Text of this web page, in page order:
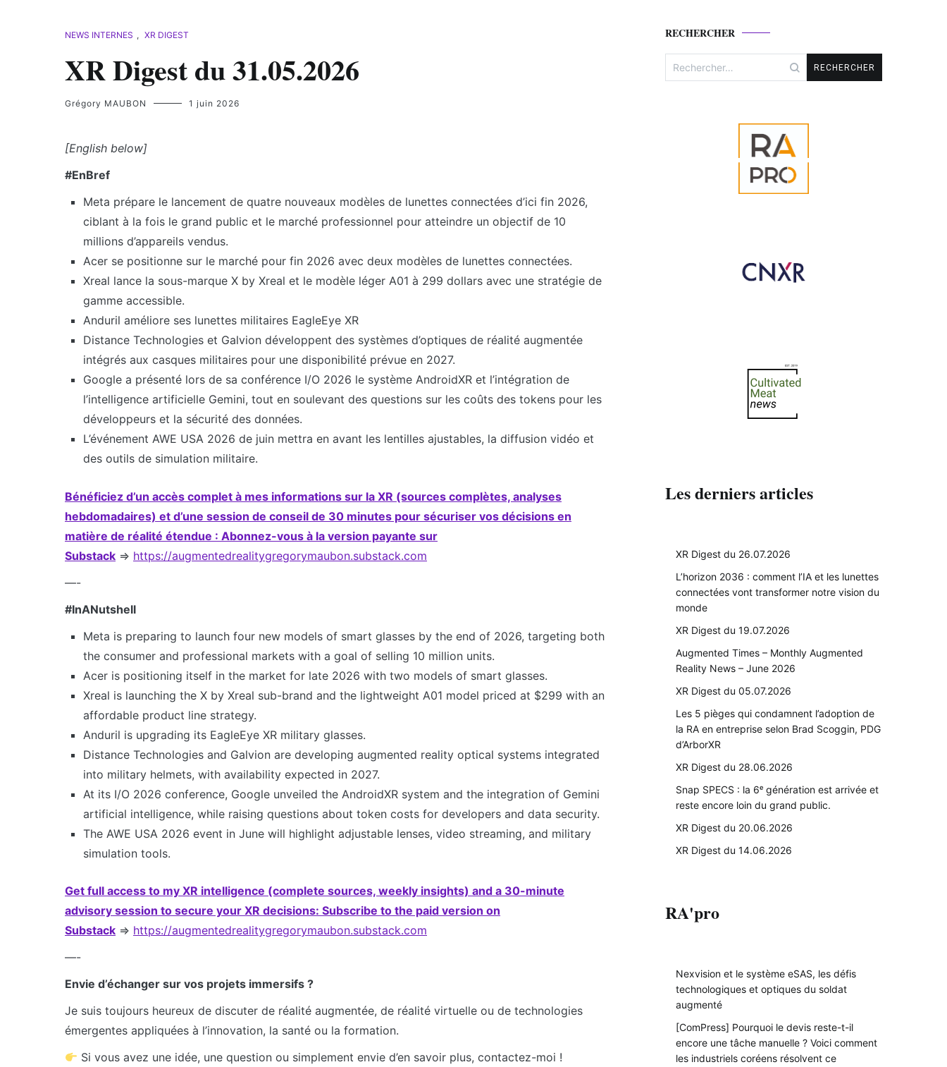
NEWS INTERNES , XR DIGEST
XR Digest du 31.05.2026
Grégory MAUBON 1 juin 2026
[English below]
#EnBref
Meta prépare le lancement de quatre nouveaux modèles de lunettes connectées d’ici fin 2026,
ciblant à la fois le grand public et le marché professionnel pour atteindre un objectif de 10
millions d’appareils vendus.
Acer se positionne sur le marché pour fin 2026 avec deux modèles de lunettes connectées.
Xreal lance la sous-marque X by Xreal et le modèle léger A01 à 299 dollars avec une stratégie de
gamme accessible.
Anduril améliore ses lunettes militaires EagleEye XR
Distance Technologies et Galvion développent des systèmes d’optiques de réalité augmentée
intégrés aux casques militaires pour une disponibilité prévue en 2027.
Google a présenté lors de sa conférence I/O 2026 le système AndroidXR et l’intégration de
l’intelligence artificielle Gemini, tout en soulevant des questions sur les coûts des tokens pour les
développeurs et la sécurité des données.
L’événement AWE USA 2026 de juin mettra en avant les lentilles ajustables, la diffusion vidéo et
des outils de simulation militaire.
Bénéficiez d’un accès complet à mes informations sur la XR (sources complètes, analyses
hebdomadaires) et d’une session de conseil de 30 minutes pour sécuriser vos décisions en
matière de réalité étendue : Abonnez-vous à la version payante sur
Substack => https://augmentedrealitygregorymaubon.substack.com
—-
#InANutshell
Meta is preparing to launch four new models of smart glasses by the end of 2026, targeting both
the consumer and professional markets with a goal of selling 10 million units.
Acer is positioning itself in the market for late 2026 with two models of smart glasses.
Xreal is launching the X by Xreal sub-brand and the lightweight A01 model priced at $299 with an
affordable product line strategy.
Anduril is upgrading its EagleEye XR military glasses.
Distance Technologies and Galvion are developing augmented reality optical systems integrated
into military helmets, with availability expected in 2027.
At its I/O 2026 conference, Google unveiled the AndroidXR system and the integration of Gemini
artificial intelligence, while raising questions about token costs for developers and data security.
The AWE USA 2026 event in June will highlight adjustable lenses, video streaming, and military
simulation tools.
Get full access to my XR intelligence (complete sources, weekly insights) and a 30-minute
advisory session to secure your XR decisions: Subscribe to the paid version on
Substack => https://augmentedrealitygregorymaubon.substack.com
—-
Envie d’échanger sur vos projets immersifs ?
Je suis toujours heureux de discuter de réalité augmentée, de réalité virtuelle ou de technologies
émergentes appliquées à l’innovation, la santé ou la formation.
Si vous avez une idée, une question ou simplement envie d’en savoir plus, contactez-moi !
RECHERCHER
Les derniers articles
XR Digest du 26.07.2026
L’horizon 2036 : comment l’IA et les lunettes
connectées vont transformer notre vision du
monde
XR Digest du 19.07.2026
Augmented Times – Monthly Augmented
Reality News – June 2026
XR Digest du 05.07.2026
Les 5 pièges qui condamnent l’adoption de
la RA en entreprise selon Brad Scoggin, PDG
d’ArborXR
XR Digest du 28.06.2026
Snap SPECS : la 6ᵉ génération est arrivée et
reste encore loin du grand public.
XR Digest du 20.06.2026
XR Digest du 14.06.2026
RA'pro
Nexvision et le système eSAS, les défis
technologiques et optiques du soldat
augmenté
[ComPress] Pourquoi le devis reste-t-il
encore une tâche manuelle ? Voici comment
les industriels coréens résolvent ce